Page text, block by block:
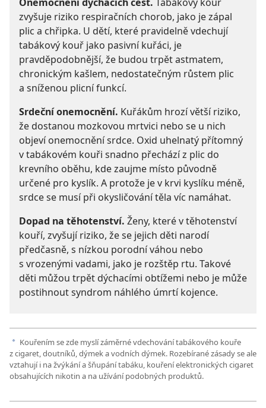
Onemocnění dýchacích cest. Tabákový kouř
zvyšuje riziko respiračních chorob, jako je zápal
plic a chřipka. U dětí, které pravidelně vdechují
tabákový kouř jako pasivní kuřáci, je
pravděpodobnější, že budou trpět astmatem,
chronickým kašlem, nedostatečným růstem plic
a sníženou plicní funkcí.
Srdeční onemocnění. Kuřákům hrozí větší riziko,
že dostanou mozkovou mrtvici nebo se u nich
objeví onemocnění srdce. Oxid uhelnatý přítomný
v tabákovém kouři snadno přechází z plic do
krevního oběhu, kde zaujme místo původně
určené pro kyslík. A protože je v krvi kyslíku méně,
srdce se musí při okysličování těla víc namáhat.
Dopad na těhotenství. Ženy, které v těhotenství
kouří, zvyšují riziko, že se jejich děti narodí
předčasně, s nízkou porodní váhou nebo
s vrozenými vadami, jako je rozštěp rtu. Takové
děti můžou trpět dýchacími obtížemi nebo je může
postihnout syndrom náhlého úmrtí kojence.
a Kouřením se zde myslí záměrné vdechování tabákového kouře
z cigaret, doutníků, dýmek a vodních dýmek. Rozebírané zásady se ale
vztahují i na žvýkání a šňupání tabáku, kouření elektronických cigaret
obsahujících nikotin a na užívání podobných produktů.